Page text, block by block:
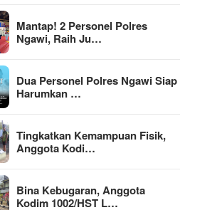
Mantap! 2 Personel Polres
Ngawi, Raih Ju…
Dua Personel Polres Ngawi Siap
Harumkan …
Tingkatkan Kemampuan Fisik,
Anggota Kodi…
Bina Kebugaran, Anggota
Kodim 1002/HST L…